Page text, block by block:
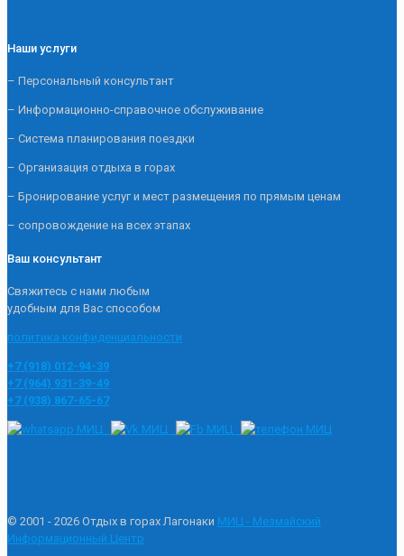
Наши услуги
– Персональный консультант
– Информационно-справочное обслуживание
– Система планирования поездки
– Организация отдыха в горах
– Бронирование услуг и мест размещения по прямым ценам
– сопровождение на всех этапах
Ваш консультант
Свяжитесь с нами любым
удобным для Вас способом
политика конфиденциальности
+7 (918) 012-94-39
+7 (964) 931-39-49
+7 (938) 867-65-67
© 2001 - 2026 Отдых в горах Лагонаки МИЦ - Мезмайский
Информационный Центр